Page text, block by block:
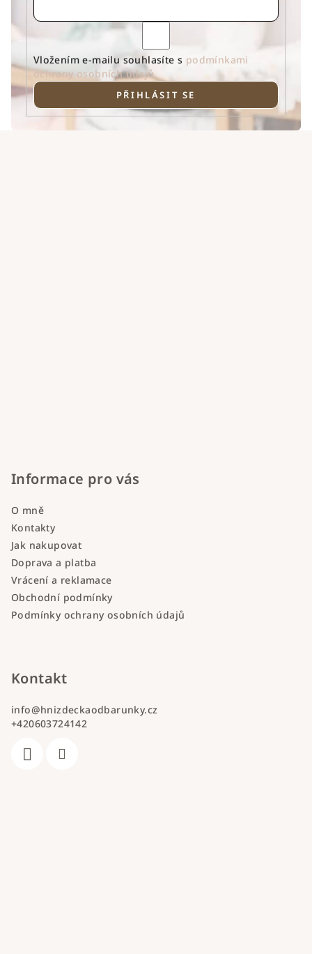
Vložením e-mailu souhlasíte s podmínkami
ochrany osobních údajů
PŘIHLÁSIT SE
Informace pro vás
O mně
Kontakty
Jak nakupovat
Doprava a platba
Vrácení a reklamace
Obchodní podmínky
Podmínky ochrany osobních údajů
Kontakt
info@hnizdeckaodbarunky.cz
+420603724142